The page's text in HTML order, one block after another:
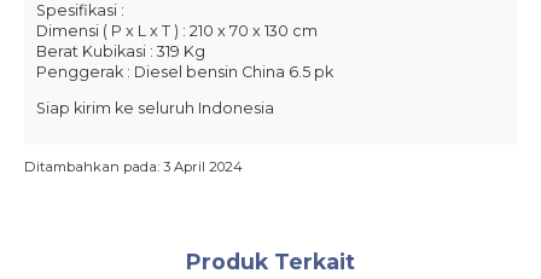
Spesifikasi :
Dimensi ( P x L x T ) : 210 x 70 x 130 cm
Berat Kubikasi : 319 Kg
Penggerak : Diesel bensin China 6.5 pk
Siap kirim ke seluruh Indonesia
Ditambahkan pada: 3 April 2024
Produk Terkait